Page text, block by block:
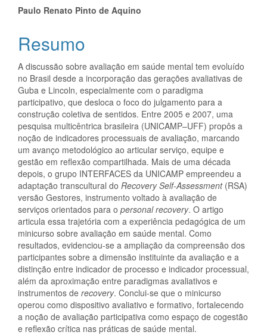
Conteúdo
do
artigo
principal
Paulo Renato Pinto de Aquino
Resumo
A discussão sobre avaliação em saúde mental tem evoluído
no Brasil desde a incorporação das gerações avaliativas de
Guba e Lincoln, especialmente com o paradigma
participativo, que desloca o foco do julgamento para a
construção coletiva de sentidos. Entre 2005 e 2007, uma
pesquisa multicêntrica brasileira (UNICAMP–UFF) propôs a
noção de indicadores processuais de avaliação, marcando
um avanço metodológico ao articular serviço, equipe e
gestão em reflexão compartilhada. Mais de uma década
depois, o grupo INTERFACES da UNICAMP empreendeu a
adaptação transcultural do Recovery Self-Assessment(RSA)
versão Gestores, instrumento voltado à avaliação de
serviços orientados para o personal recovery. O artigo
articula essa trajetória com a experiência pedagógica de um
minicurso sobre avaliação em saúde mental. Como
resultados, evidenciou-se a ampliação da compreensão dos
participantes sobre a dimensão instituinte da avaliação e a
distinção entre indicador de processo e indicador processual,
além da aproximação entre paradigmas avaliativos e
instrumentos de recovery. Conclui-se que o minicurso
operou como dispositivo avaliativo e formativo, fortalecendo
a noção de avaliação participativa como espaço de cogestão
e reflexão crítica nas práticas de saúde mental.